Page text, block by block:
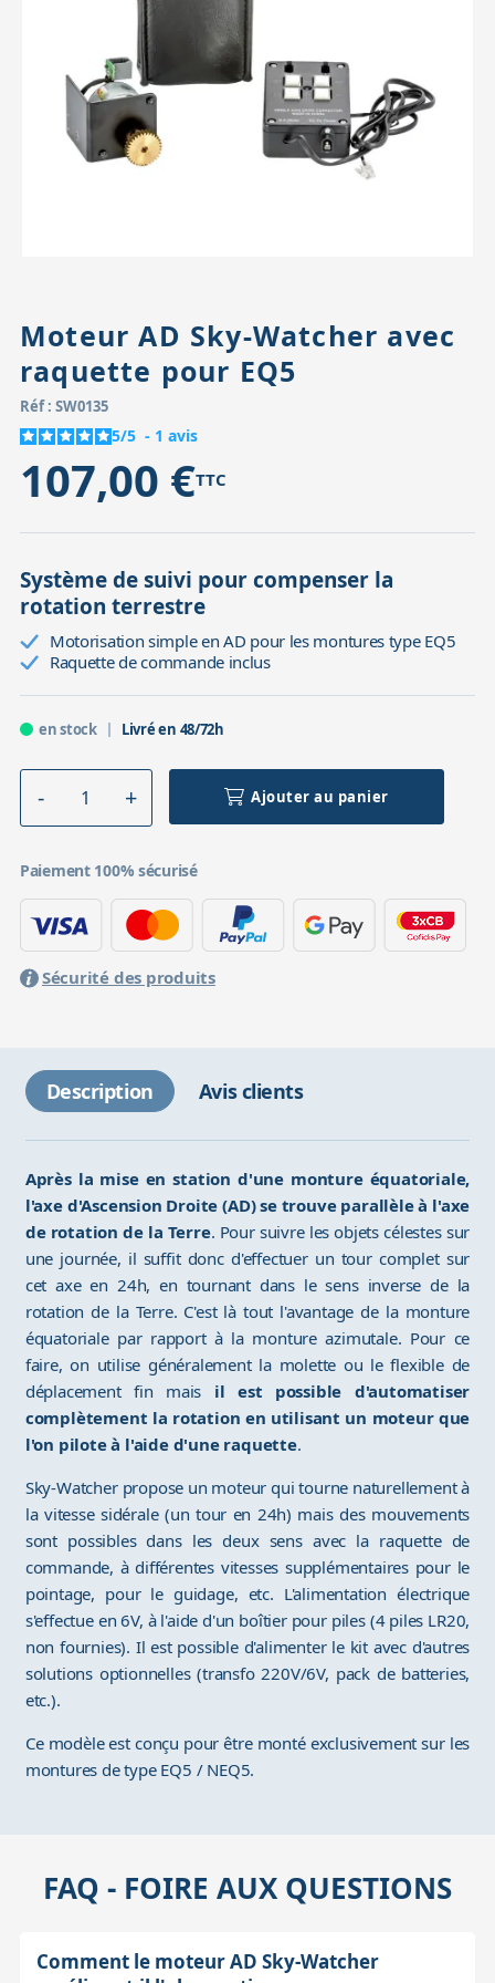
Accessoires pour montures
Pièces détachées
Moteur AD Sky-Watcher avec
raquette pour EQ5
Réf : SW0135
5/5 - 1 avis
107,00 €TTC
Système de suivi pour compenser la
rotation terrestre
Motorisation simple en AD pour les montures type EQ5
Raquette de commande inclus
en stock Livré en 48/72h
Ajouter au panier
Paiement 100% sécurisé
Sécurité des produits
Description Avis clients
Après la mise en station d'une monture équatoriale,
l'axe d'Ascension Droite (AD) se trouve parallèle à l'axe
de rotation de la Terre. Pour suivre les objets célestes sur
une journée, il suffit donc d'effectuer un tour complet sur
cet axe en 24h, en tournant dans le sens inverse de la
rotation de la Terre. C'est là tout l'avantage de la monture
équatoriale par rapport à la monture azimutale. Pour ce
faire, on utilise généralement la molette ou le flexible de
déplacement fin mais il est possible d'automatiser
complètement la rotation en utilisant un moteur que
l'on pilote à l'aide d'une raquette.
Sky-Watcher propose un moteur qui tourne naturellement à
la vitesse sidérale (un tour en 24h) mais des mouvements
sont possibles dans les deux sens avec la raquette de
commande, à différentes vitesses supplémentaires pour le
pointage, pour le guidage, etc. L'alimentation électrique
s'effectue en 6V, à l'aide d'un boîtier pour piles (4 piles LR20,
non fournies). Il est possible d'alimenter le kit avec d'autres
solutions optionnelles (transfo 220V/6V, pack de batteries,
etc.).
Ce modèle est conçu pour être monté exclusivement sur les
montures de type EQ5 / NEQ5.
FAQ - FOIRE AUX QUESTIONS
Comment le moteur AD Sky-Watcher